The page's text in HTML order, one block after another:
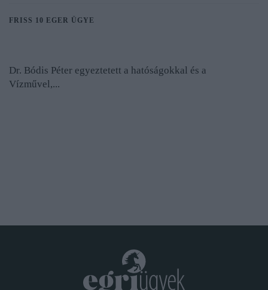
FRISS 10 EGER ÜGYE
Dr. Bódis Péter egyeztetett a hatóságokkal és a
Vízművel,...